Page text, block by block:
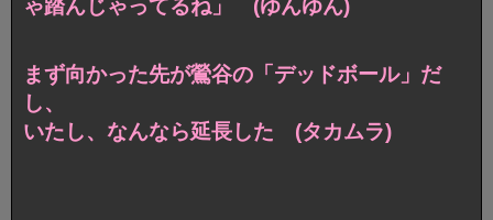
ゃ踏んじゃってるね」 (ゆんゆん)
まず向かった先が鶯谷の「デッドボール」だ
し、
いたし、なんなら延長した (タカムラ)